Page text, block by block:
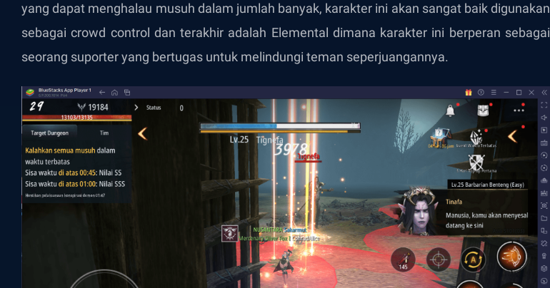
yang dapat menghalau musuh dalam jumlah banyak, karakter ini akan sangat baik digunakan
sebagai crowd control dan terakhir adalah Elemental dimana karakter ini berperan sebagai
seorang suporter yang bertugas untuk melindungi teman seperjuangannya.